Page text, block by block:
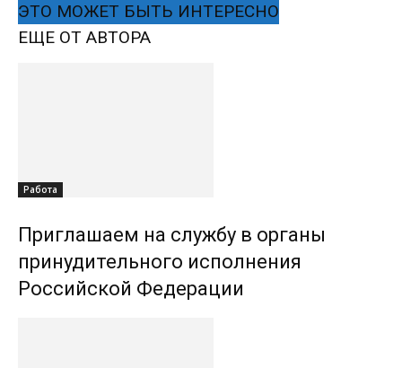
ЭТО МОЖЕТ БЫТЬ ИНТЕРЕСНО
ЕЩЕ ОТ АВТОРА
Работа
Приглашаем на службу в органы
принудительного исполнения
Российской Федерации